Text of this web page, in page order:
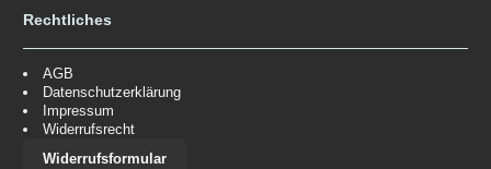
Rechtliches
AGB
Datenschutzerklärung
Impressum
Widerrufsrecht
Widerrufsformular